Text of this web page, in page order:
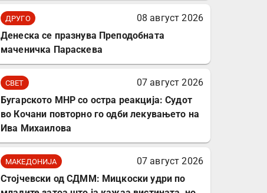
ДРУГО
08 август 2026
Денеска се празнува Преподобната
маченичка Параскева
СВЕТ
07 август 2026
Бугарското МНР со остра реакција: Судот
во Кочани повторно го одби лекувањето на
Ива Михаилова
МАКЕДОНИЈА
07 август 2026
Стојчевски од СДММ: Мицкоски удри по